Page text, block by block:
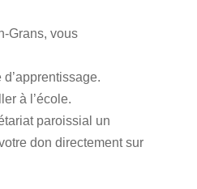
Grans, vous
à l’école.
paroissial un
don directement sur